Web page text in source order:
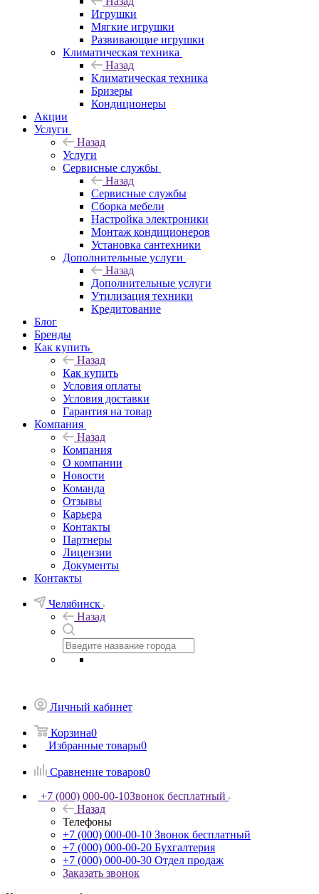
Игрушки
Мягкие игрушки
Развивающие игрушки
Климатическая техника
Назад
Климатическая техника
Бризеры
Кондиционеры
Акции
Услуги
Назад
Услуги
Сервисные службы
Назад
Сервисные службы
Сборка мебели
Настройка электроники
Монтаж кондиционеров
Установка сантехники
Дополнительные услуги
Назад
Дополнительные услуги
Утилизация техники
Кредитование
Блог
Бренды
Как купить
Назад
Как купить
Условия оплаты
Условия доставки
Гарантия на товар
Компания
Назад
Компания
О компании
Новости
Команда
Отзывы
Карьера
Контакты
Партнеры
Лицензии
Документы
Контакты
Челябинск
Назад
Личный кабинет
Корзина0
Избранные товары0
Сравнение товаров0
+7 (000) 000-00-10Звонок бесплатный
Назад
Телефоны
+7 (000) 000-00-10 Звонок бесплатный
+7 (000) 000-00-20 Бухгалтерия
+7 (000) 000-00-30 Отдел продаж
Заказать звонок